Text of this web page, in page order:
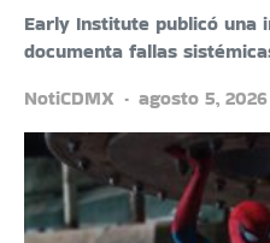
Early Institute publicó una
documenta fallas
NotiCDMX
agosto 5, 2026